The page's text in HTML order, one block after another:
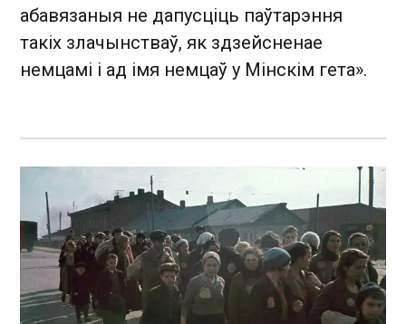
абавязаныя не дапусціць паўтарэння
такіх злачынстваў, як здзейсненае
немцамі і ад імя немцаў у Мінскім гета».